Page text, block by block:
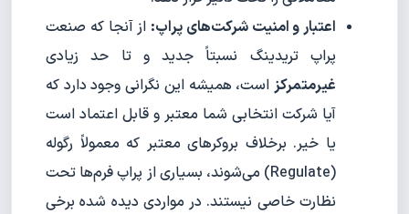
اعتبار و امنیت شرکت‌های پراپ: از آنجا که صنعت
پراپ تریدینگ نسبتاً جدید و تا حد زیادی
غیرمتمرکز است، همیشه این نگرانی وجود دارد که
آیا شرکت انتخابی شما معتبر و قابل اعتماد است
یا خیر. برخلاف بروکرهای معتبر که معمولاً رگوله
(Regulate) می‌شوند، بسیاری از پراپ فرم‌ها تحت
نظارت خاصی نیستند. در مواردی دیده شده برخی